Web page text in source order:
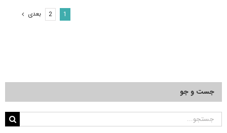
1
2 بعدی
جست و جو
جستجو